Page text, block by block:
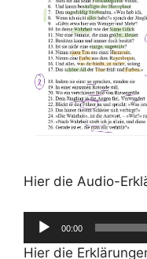
Hier die Audio-
Audio-
Player
00:00
Hier die